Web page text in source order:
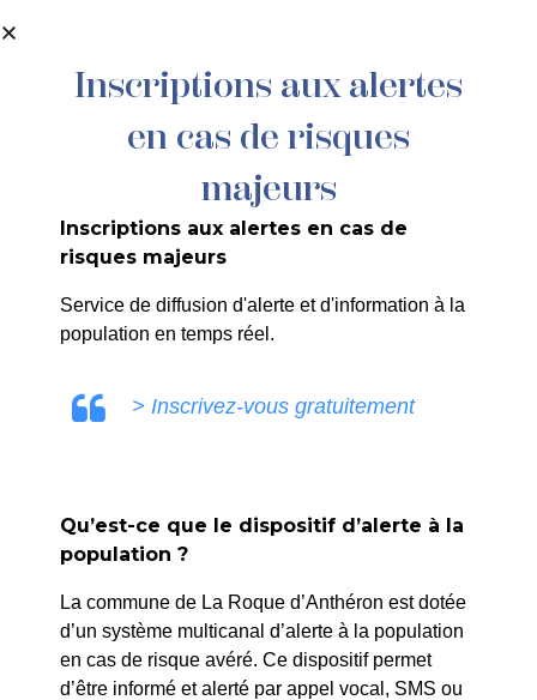
principal
11/26 – APPROBATION DE LA
CONVENTION DE LOCATION DE
L’ABBAYE DE SILVACANE – MARIAGE
DU 5 OCTOBRE 2026
D'ANTHERON
12/26 – APPROBATION DE LA CONVENTION DE
LOCATION DE L’ABBAYE DE SILVACANE MARIAGE
DU 27 JUIN 2026
Inscriptions aux alertes
en cas de risques
majeurs
Inscriptions aux alertes en cas de
risques majeurs
Service de diffusion d'alerte et d'information à la
population en temps réel.
> Inscrivez-vous gratuitement
Qu’est-ce que le dispositif d’alerte à la
population ?
La commune de La Roque d’Anthéron est dotée
d’un système multicanal d’alerte à la population
en cas de risque avéré. Ce dispositif permet
d’être informé et alerté par appel vocal, SMS ou